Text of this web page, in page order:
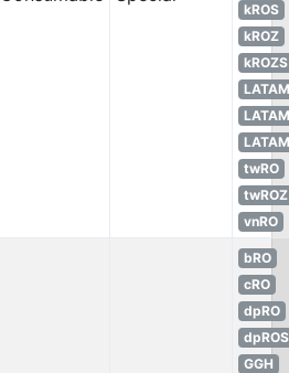
kROS
kROZ
kROZS
LATAM
LATAM
LATAM
twRO
twROZ
vnRO
bRO
cRO
dpRO
dpROS
GGH